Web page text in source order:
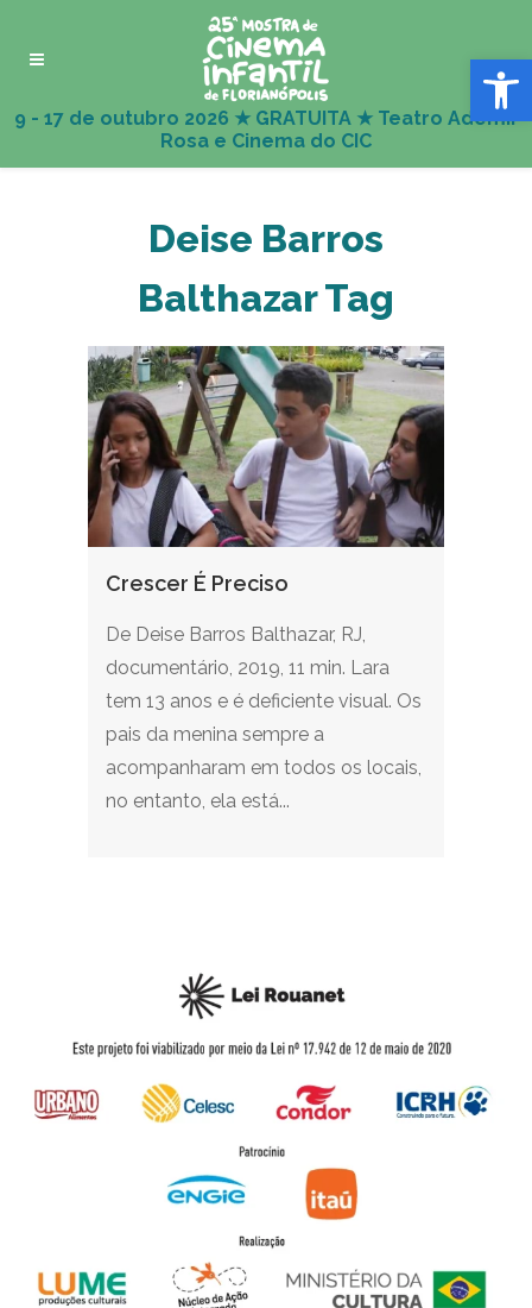
Abrir
Deise Barros
Balthazar Tag
Crescer É Preciso
De Deise Barros Balthazar, RJ,
documentário, 2019, 11 min. Lara
tem 13 anos e é deficiente visual. Os
pais da menina sempre a
acompanharam em todos os locais,
no entanto, ela está...